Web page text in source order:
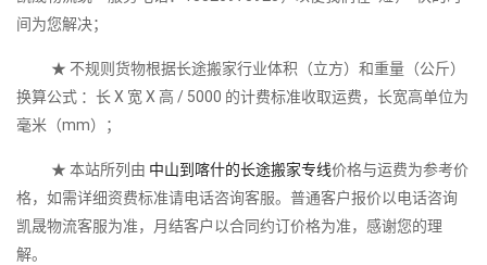
间为您解决；
★ 不规则货物根据长途搬家行业体积（立方）和重量（公斤）
换算公式 ：长 X 宽 X 高 / 5000 的计费标准收取运费，长宽高单位为
毫米（mm）；
★ 本站所列由 中山到喀什的长途搬家专线价格与运费为参考价
格，如需详细资费标准请电话咨询客服。普通客户报价以电话咨询
凯晟物流客服为准，月结客户以合同约订价格为准，感谢您的理
解。